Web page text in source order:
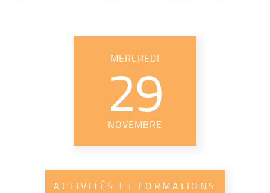
MERCREDI
29
NOVEMBRE
ACTIVITÉS ET FORMATIONS